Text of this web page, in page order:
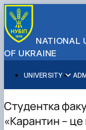
NATIONAL
OF UKRAINE
UNIVERSITY
About NUBiP
Campus &
Distinguished
Academic
International
About Ukraine
Research
Projects
Publications &
Educational
Educational &
Research
Partnerships
Erasmus+
International
Faculties and
Press Service
Студентка
«Карантин – це